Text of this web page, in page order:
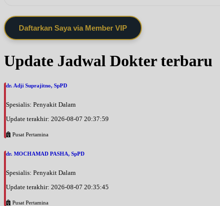
Daftarkan Saya via Member VIP
Update Jadwal Dokter terbaru
dr. Adji Suprajitno, SpPD
Spesialis: Penyakit Dalam
Update terakhir: 2026-08-07 20:37:59
Pusat Pertamina
dr. MOCHAMAD PASHA, SpPD
Spesialis: Penyakit Dalam
Update terakhir: 2026-08-07 20:35:45
Pusat Pertamina